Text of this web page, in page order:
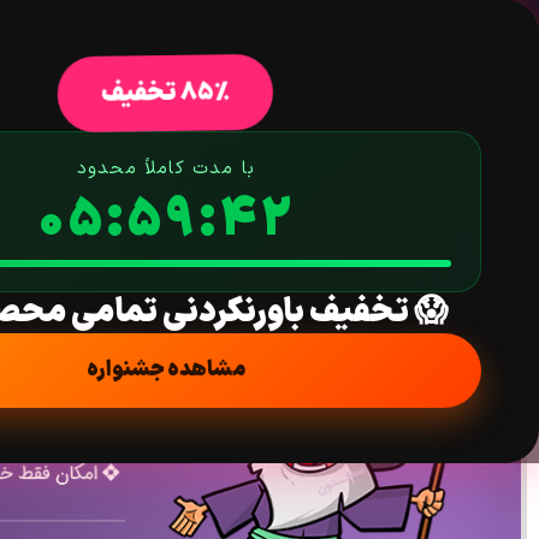
85% تخفیف
با مدت کاملاً محدود
05:59:41
😱 تخفیف باورنکردنی تمامی
مشاهده جشنواره
افزونه فقط خواندنی کردن فیلدهای گرویتی فرمز | Gravity Perks Read Only
پلاگین های گرویتی پرکس
Perks Read Only